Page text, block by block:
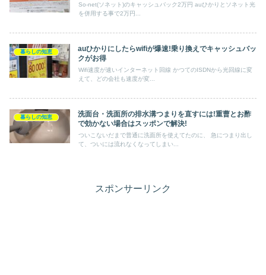
So-net(ソネット)のキャッシュバック2万円 auひかりとソネット光
を併用する事で2万円...
暮らしの知恵
auひかりにしたらwifiが爆速!乗り換えでキャッシュバッ
クがお得
Wifi速度が速いインターネット回線 かつてのISDNから光回線に変
えて、どの会社も速度が変...
暮らしの知恵
洗面台・洗面所の排水溝つまりを直すには!重曹とお酢
で効かない場合はスッポンで解決!
ついこないだまで普通に洗面所を使えてたのに、 急につまり出し
て、ついには流れなくなってしまい...
スポンサーリンク